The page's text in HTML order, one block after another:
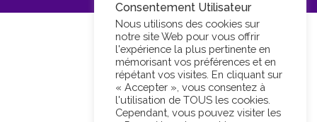
Consentement Utilisateur
Nous utilisons des cookies sur
notre site Web pour vous offrir
l'expérience la plus pertinente en
mémorisant vos préférences et en
répétant vos visites. En cliquant sur
« Accepter », vous consentez à
l'utilisation de TOUS les cookies.
Cependant, vous pouvez visiter les